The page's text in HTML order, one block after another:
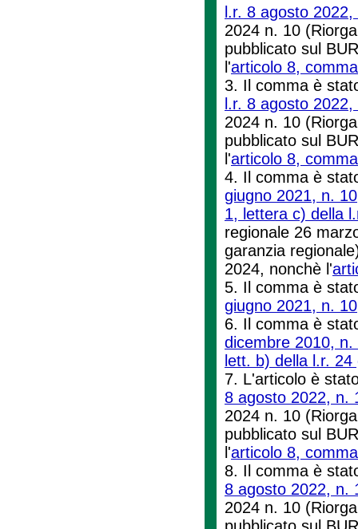
l.r. 8 agosto
2024 n. 10
pubblicato sul
l'articolo 8,
3. Il comma è
l.r. 8 agosto
2024 n. 10
pubblicato sul
l'articolo 8,
4. Il comma è
giugno 2021, n. 10
1, lettera c) della
regionale 26
garanzia
2024, nonchè l'
5. Il comma è
giugno 2021, n. 10
6. Il comma è
dicembre 2010, n.
lett. b) della l.r.
7. L'articolo è
8 agosto 2022, n.
2024 n. 10
pubblicato sul
l'articolo 8,
8. Il comma è
8 agosto 2022, n.
2024 n. 10